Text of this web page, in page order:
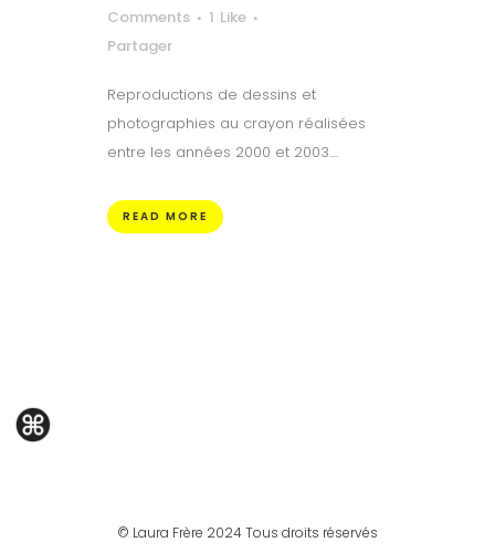
Comments
1 Like
Partager
Reproductions de dessins et
photographies au crayon réalisées
entre les années 2000 et 2003....
READ MORE
© Laura Frère 2024 Tous droits réservés